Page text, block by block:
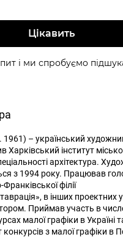
Цікавить
і ми спробуємо
1961) – український
Харківський інститут
архітектура.
з 1994 року. Працював
філії
в інших проектних
Приймав участь в
малої графіки в Україні
з малої графіки в